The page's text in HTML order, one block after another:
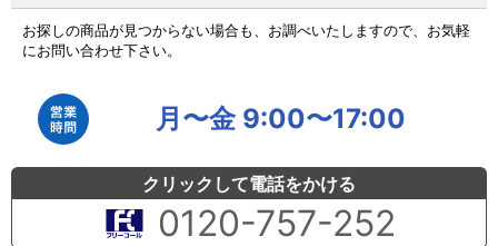
お探しの商品が見つからない場合も、お調べいたしますので、お気軽
にお問い合わせ下さい。
月〜金 9:00〜17:00
クリックして電話をかける
0120-757-252